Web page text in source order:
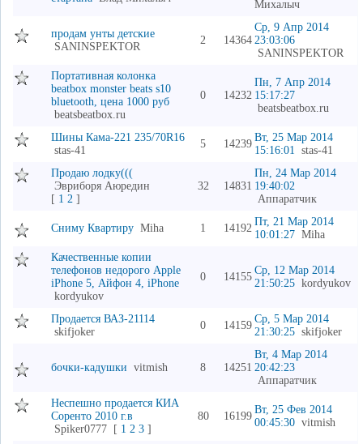
Михалыч
продам унты детские
SANINSPEKTOR
2 14364
Ср, 9 Апр 2014
23:03:06
SANINSPEKTOR
Портативная колонка
beatbox monster beats s10
bluetooth, цена 1000 руб
beatsbeatbox.ru
0 14232
Пн, 7 Апр 2014
15:17:27
beatsbeatbox.ru
Шины Кама-221 235/70R16
stas-41
5 14239
Вт, 25 Мар 2014
15:16:01
stas-41
Продаю лодку(((
Эвриборя Аюредин
[ 1 2 ]
32 14831
Пн, 24 Мар 2014
19:40:02
Аппаратчик
Сниму Квартиру Miha 1 14192
Пт, 21 Мар 2014
10:01:27 Miha
Качественные копии
телефонов недорого Apple
iPhone 5, Айфон 4, iPhone
kordyukov
0 14155
Ср, 12 Мар 2014
21:50:25 kordyukov
Продается ВАЗ-21114
skifjoker
0 14159
Ср, 5 Мар 2014
21:30:25 skifjoker
бочки-кадушки vitmish 8 14251
Вт, 4 Мар 2014
20:42:23
Аппаратчик
Неспешно продается КИА
Соренто 2010 г.в
Spiker0777 [ 1 2 3 ]
80 16199
Вт, 25 Фев 2014
00:45:30 vitmish